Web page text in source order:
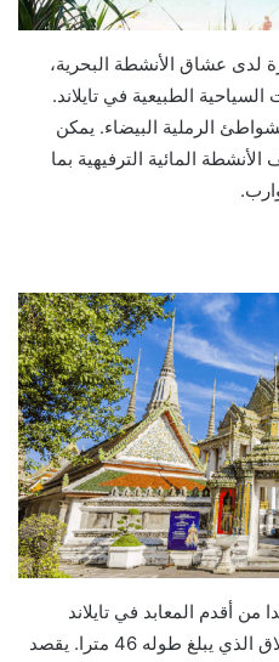
لدى عشاق الأنشطة البحرية،
الطبيعية في تايلاند.
الرملية البيضاء. يمكن
المائية الترفيهية بما
من أقدم المعابد في تايلاند
وأشهرها. يوجد به تمثال بوذا العملاق الذي يبلغ طوله 46 مترا. يقصد